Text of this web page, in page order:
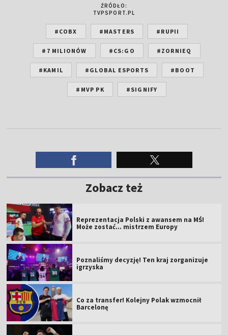
ŹRÓDŁO:
TVPSPORT.PL
#COBX #MASTERS #RUPII
#7 MILIONÓW #CS:GO #ZORNIEQ
#KAMIL #GLOBAL ESPORTS #BOOT
#MVP PK #SIGNIFY
Zobacz też
Reprezentacja Polski z awansem na MŚ!
Może zostać... mistrzem Europy
Poznaliśmy decyzję! Ten kraj zorganizuje
igrzyska
Co za transfer! Kolejny Polak wzmocnił
Barcelonę